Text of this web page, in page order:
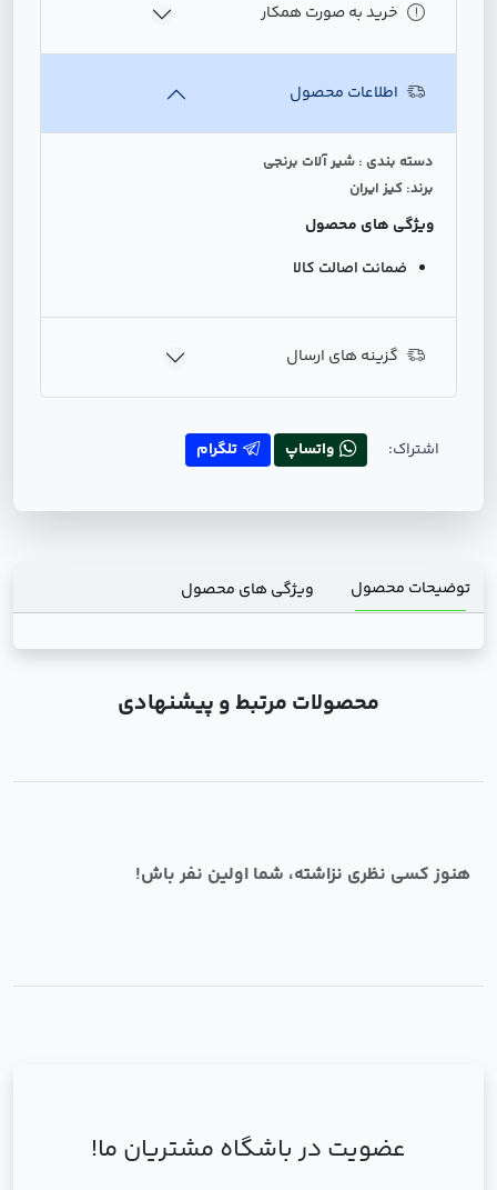
خرید به صورت همکار
اطلاعات محصول
دسته بندی : شیر آلات برنجی
برند: کیز ایران
ویژگی های محصول
ضمانت اصالت کالا
گزینه های ارسال
اشتراک: واتساپ تلگرام
توضیحات محصول ویژگی های محصول
محصولات مرتبط و پیشنهادی
هنوز کسی نظری نزاشته، شما اولین نفر باش!
عضویت در باشگاه مشتریان ما!